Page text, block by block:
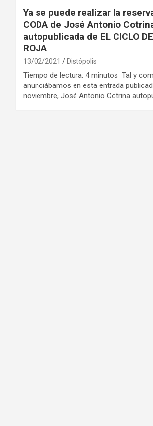
Ya se puede realizar la
CODA de José Antonio
autopublicada de EL CICLO
ROJA
13/02/2021 Distópolis
Tiempo de lectura: 4 minutos Tal y
anunciábamos en esta entrada
noviembre, José Antonio Cotrina